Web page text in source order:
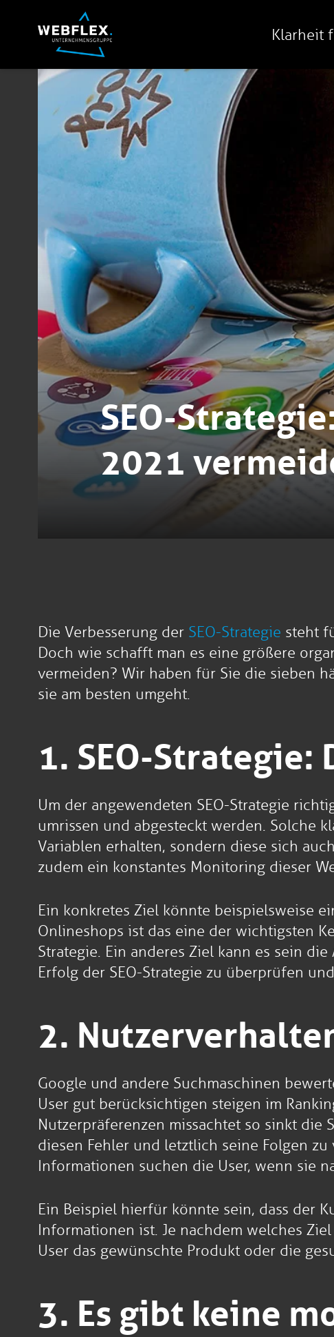
Klarheit
SEO-
2021
Die Verbesserung der SEO-Strategie steht
Doch wie schafft man es eine größere
vermeiden? Wir haben für Sie die sieben
sie am besten umgeht.
1. SEO-
Um der angewendeten SEO-Strategie
umrissen und abgesteckt werden. Solche
Variablen erhalten, sondern diese sich
zudem ein konstantes Monitoring dieser
Ein konkretes Ziel könnte beispielsweise
Onlineshops ist das eine der wichtigsten
Strategie. Ein anderes Ziel kann es sein
Erfolg der SEO-Strategie zu überprüfen
2.
Google und andere Suchmaschinen
User gut berücksichtigen steigen im
Nutzerpräferenzen missachtet so sinkt die
diesen Fehler und letztlich seine Folgen
Informationen suchen die User, wenn sie
Ein Beispiel hierfür könnte sein, dass der
Informationen ist. Je nachdem welches
User das gewünschte Produkt oder die
3. Es gibt keine